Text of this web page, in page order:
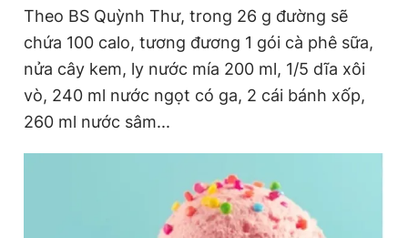
Theo BS Quỳnh Thư, trong 26 g đường sẽ
chứa 100 calo, tương đương 1 gói cà phê sữa,
nửa cây kem, ly nước mía 200 ml, 1/5 dĩa xôi
vò, 240 ml nước ngọt có ga, 2 cái bánh xốp,
260 ml nước sâm...